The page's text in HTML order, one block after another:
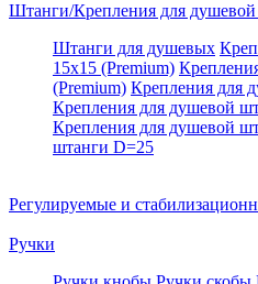
Штанги/Крепления для
Штанги для душевых
15х15 (Premium)
(Premium) Крепления для
Крепления для душевой
Крепления для душевой
штанги D=25
Регулируемые и
Ручки